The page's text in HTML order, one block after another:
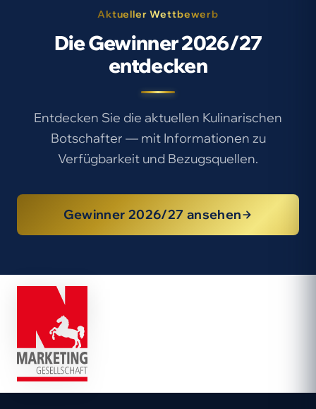
Aktueller Wettbewerb
Die Gewinner 2026/27
entdecken
Entdecken Sie die aktuellen Kulinarischen
Botschafter — mit Informationen zu
Verfügbarkeit und Bezugsquellen.
Gewinner 2026/27 ansehen